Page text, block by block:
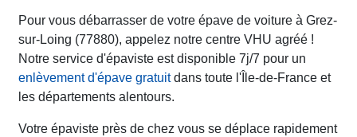
Pour vous débarrasser de votre épave de voiture à Grez-
sur-Loing (77880), appelez notre centre VHU agréé !
Notre service d'épaviste est disponible 7j/7 pour un
enlèvement d'épave gratuitdans toute l'Île-de-France et
les départements alentours.
Votre épaviste près de chez vous se déplace rapidement